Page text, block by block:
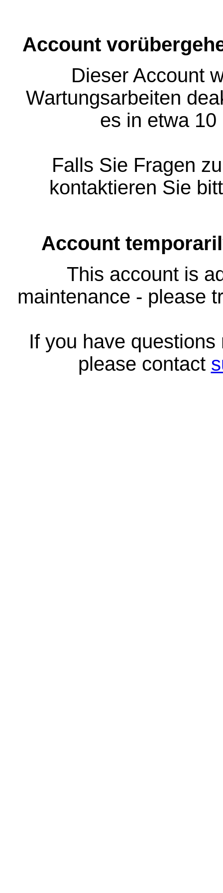
Account
Dieser Account
Wartungsarbeiten
es in etwa
Falls Sie Fragen
kontaktieren Sie
Account
This account is
maintenance - please
If you have
please contact